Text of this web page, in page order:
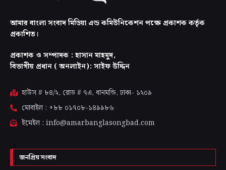
আমার বাংলা সংবাদ মিডিয়া এন্ড কমিউনিকেশন পক্ষে প্রকাশক কর্তৃক
প্রকাশিত।
প্রকাশক ও সম্পাদক : হাসান মাহমুদ,
বিভাগীয় প্রধান ( অনলাইন): সাইফ উদ্দিন
হাউস # ৮৪/২, রোড # ৭এ, ধানমন্ডি, ঢাকা- ১২০৯
মোবাইল : +৮৮ ০১৭০৮-১৪৯৯৮৬
ইমেইল : info@amarbanglasongbad.com
জনপ্রিয় সংবাদ